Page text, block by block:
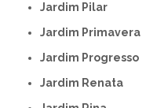
Jardim Pilar
Jardim Primavera
Jardim Progresso
Jardim Renata